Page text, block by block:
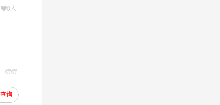
一公
0人
刚刚
询